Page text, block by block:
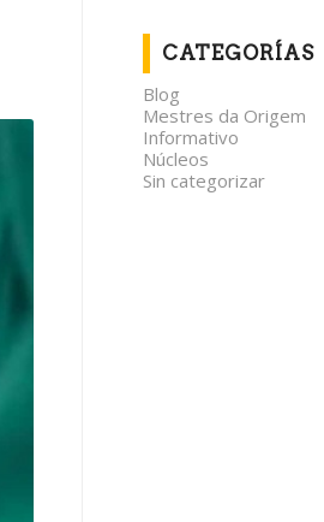
CATEGORÍAS
Blog
Mestres da Origem
Informativo
Núcleos
Sin categorizar